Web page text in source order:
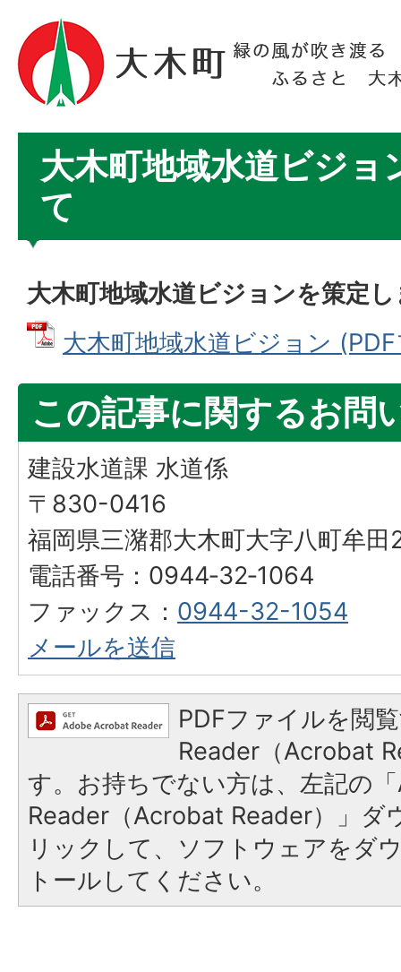
大木町地域水道ビジョ
て
大木町地域水道ビジョンを策定
大木町地域水道ビジョン
この記事に関するお問
建設水道課 水道係
〒830-0416
福岡県三潴郡大木町大字八町牟
電話番号：0944‐32‐1064
ファックス： 0944-32-1054
メールを送信
PDFファイルを閲
Reader（Acrobat
す。お持ちでない方は、左記の
Reader（Acrobat Reader）」ダ
リックして、ソフトウェアをダ
トールしてください。